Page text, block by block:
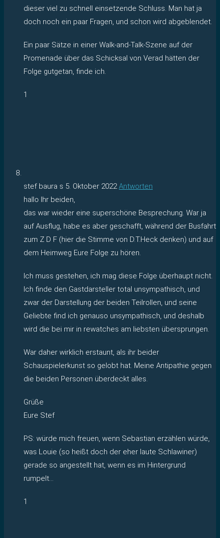
dieser viel zu schnell einsetzende Schluss. Man hat ja
doch noch ein paar Fragen, und schon wird abgeblendet.
Ein paar Sätze in einer Walk-and-Talk-Szene auf der
Promenade über das Schicksal von Verad hätten der
Folge gutgetan, finde ich.
1
stef baura s 5. Oktober 2022 Antworten
hallo Ihr beiden,
das war wieder eine superschöne Besprechung. War ja
auf Ausflug, habe es aber geschafft, während der Busfahrt
zum Z D F (hier die Stimme von D.T.Heck denken) und auf
dem Heimweg Eure Folge zu hören.
Ich muss gestehen, ich mag diese Folge überhaupt nicht.
Ich finde den Gastdarsteller total unsympathisch, und
zwar der Darstellung der beiden Teilrollen, und seine
Geliebte find ich genauso unsympathisch, und deshalb
wird die bei mir in rewatches am liebsten übersprungen.
War daher wirklich erstaunt, als ihr beider
Schauspielerkunst so gelobt hat. Meine Antipathie gegen
die beiden Personen überdeckt alles.
Grüße
Eure Stef
PS: würde mich freuen, wenn Sebastian erzählen würde,
was Louie (so heißt doch der eher laute Schlawiner)
gerade so angestellt hat, wenn es im Hintergrund
rumpelt…
1